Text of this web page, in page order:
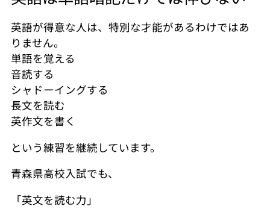
英語が得意な人は、特別な才能があるわけではあ
りません。
単語を覚える
音読する
シャドーイングする
長文を読む
英作文を書く
という練習を継続しています。
青森県高校入試でも、
「英文を読む力」